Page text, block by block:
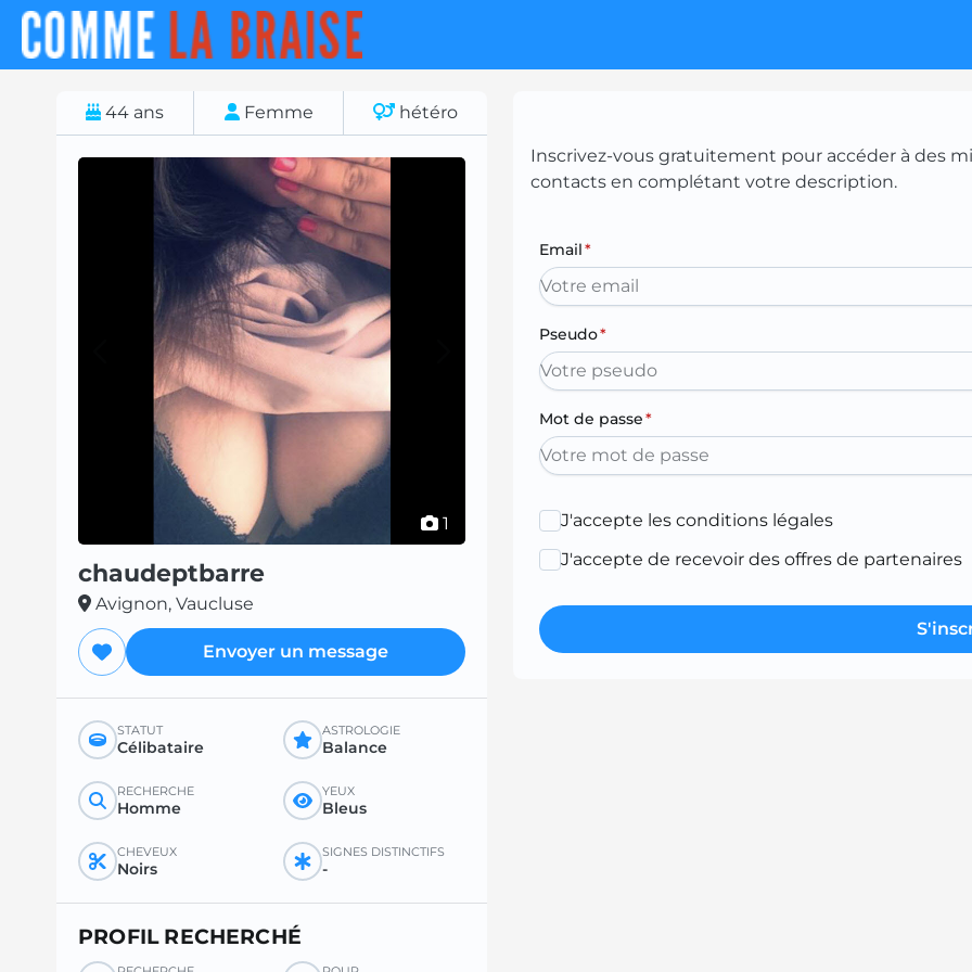
44 ans Femme hétéro
1
chaudeptbarre
Avignon, Vaucluse
Envoyer un message
STATUT
Célibataire
ASTROLOGIE
Balance
RECHERCHE
Homme
YEUX
Bleus
CHEVEUX
Noirs
SIGNES DISTINCTIFS
-
PROFIL RECHERCHÉ
Inscrivez-vous gratuitement pour accéder à des
contacts en complétant votre description.
Email*
Pseudo*
Mot de passe*
J'accepte les conditions légales
J'accepte de recevoir des offres de partenaires